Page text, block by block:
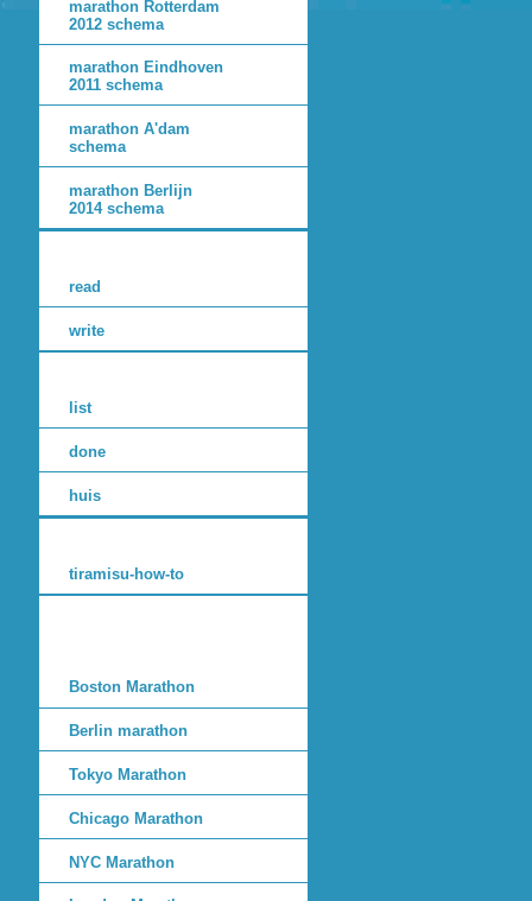
marathon Rotterdam
2012 schema
marathon Eindhoven
2011 schema
marathon A'dam
schema
marathon Berlijn
2014 schema
read
write
list
done
huis
tiramisu-how-to
Boston Marathon
Berlin marathon
Tokyo Marathon
Chicago Marathon
NYC Marathon